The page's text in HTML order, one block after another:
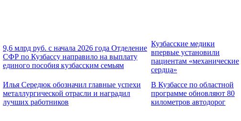
9,6 млрд руб. с начала 2026 года Отделение
СФР по Кузбассу направило на выплату
единого пособия кузбасским семьям
Кузбасские медики
впервые установили
пациентам «механические
сердца»
Илья Середюк обозначил главные успехи
металлургической отрасли и наградил
лучших работников
В Кузбассе по областной
программе обновляют 80
километров автодорог